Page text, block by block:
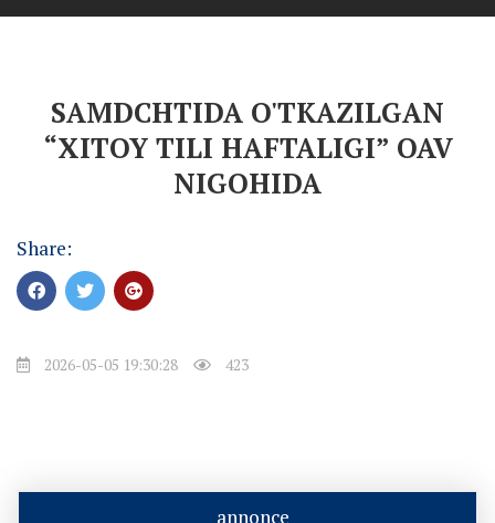
SAMDCHTIDA O'TKAZILGAN
“XITOY TILI HAFTALIGI” OAV
NIGOHIDA
Share:
2026-05-05 19:30:28 423
annonce